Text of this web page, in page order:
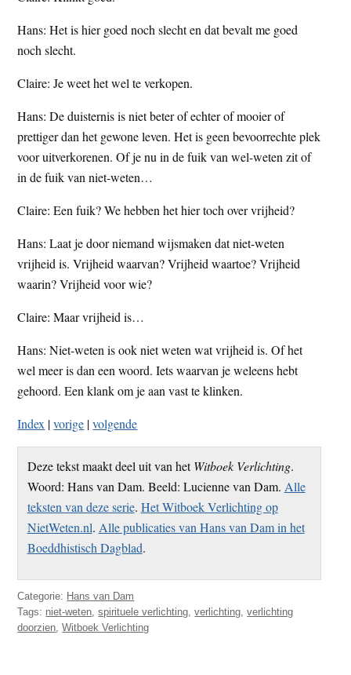
Hans: Het is hier goed noch slecht en dat bevalt me goed
noch slecht.
Claire: Je weet het wel te verkopen.
Hans: De duisternis is niet beter of echter of mooier of
prettiger dan het gewone leven. Het is geen bevoorrechte plek
voor uitverkorenen. Of je nu in de fuik van wel-weten zit of
in de fuik van niet-weten…
Claire: Een fuik? We hebben het hier toch over vrijheid?
Hans: Laat je door niemand wijsmaken dat niet-weten
vrijheid is. Vrijheid waarvan? Vrijheid waartoe? Vrijheid
waarin? Vrijheid voor wie?
Claire: Maar vrijheid is…
Hans: Niet-weten is ook niet weten wat vrijheid is. Of het
wel meer is dan een woord. Iets waarvan je weleens hebt
gehoord. Een klank om je aan vast te klinken.
Index |vorige |volgende
Deze tekst maakt deel uit van hetWitboek Verlichting.
Woord: Hans van Dam. Beeld: Lucienne van Dam. Alle
teksten van deze serie. Het Witboek Verlichting op
NietWeten.nl. Alle publicaties van Hans van Dam in het
Boeddhistisch Dagblad.
Categorie: Hans van Dam
Tags: niet-weten,spirituele verlichting,verlichting,verlichting
doorzien,Witboek Verlichting